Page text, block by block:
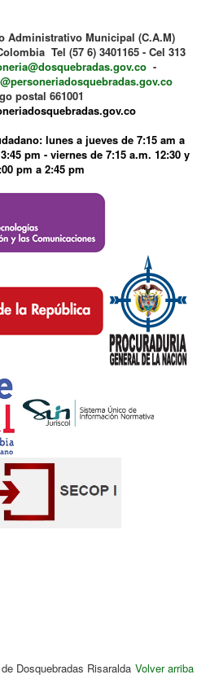
Administrativo Municipal (C.A.M)
Tel (57 6) 3401165 - Cel 313
-
postal 661001
lunes a jueves de 7:15 am a
pm - viernes de 7:15 a.m. 12:30 y
pm a 2:45 pm
Volver arriba
Dosquebradas Risaralda